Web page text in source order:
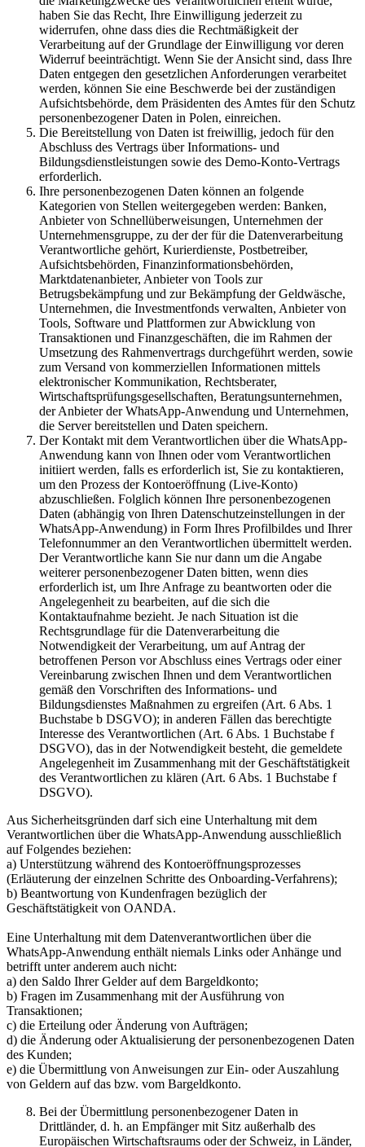
haben Sie das Recht, Ihre Einwilligung jederzeit zu
widerrufen, ohne dass dies die Rechtmäßigkeit der
Verarbeitung auf der Grundlage der Einwilligung vor deren
Widerruf beeinträchtigt. Wenn Sie der Ansicht sind, dass Ihre
Daten entgegen den gesetzlichen Anforderungen verarbeitet
werden, können Sie eine Beschwerde bei der zuständigen
Aufsichtsbehörde, dem Präsidenten des Amtes für den Schutz
personenbezogener Daten in Polen, einreichen.
Die Bereitstellung von Daten ist freiwillig, jedoch für den
Abschluss des Vertrags über Informations- und
Bildungsdienstleistungen sowie des Demo-Konto-Vertrags
erforderlich.
Ihre personenbezogenen Daten können an folgende
Kategorien von Stellen weitergegeben werden: Banken,
Anbieter von Schnellüberweisungen, Unternehmen der
Unternehmensgruppe, zu der der für die Datenverarbeitung
Verantwortliche gehört, Kurierdienste, Postbetreiber,
Aufsichtsbehörden, Finanzinformationsbehörden,
Marktdatenanbieter, Anbieter von Tools zur
Betrugsbekämpfung und zur Bekämpfung der Geldwäsche,
Unternehmen, die Investmentfonds verwalten, Anbieter von
Tools, Software und Plattformen zur Abwicklung von
Transaktionen und Finanzgeschäften, die im Rahmen der
Umsetzung des Rahmenvertrags durchgeführt werden, sowie
zum Versand von kommerziellen Informationen mittels
elektronischer Kommunikation, Rechtsberater,
Wirtschaftsprüfungsgesellschaften, Beratungsunternehmen,
der Anbieter der WhatsApp-Anwendung und Unternehmen,
die Server bereitstellen und Daten speichern.
Der Kontakt mit dem Verantwortlichen über die WhatsApp-
Anwendung kann von Ihnen oder vom Verantwortlichen
initiiert werden, falls es erforderlich ist, Sie zu kontaktieren,
um den Prozess der Kontoeröffnung (Live-Konto)
abzuschließen. Folglich können Ihre personenbezogenen
Daten (abhängig von Ihren Datenschutzeinstellungen in der
WhatsApp-Anwendung) in Form Ihres Profilbildes und Ihrer
Telefonnummer an den Verantwortlichen übermittelt werden.
Der Verantwortliche kann Sie nur dann um die Angabe
weiterer personenbezogener Daten bitten, wenn dies
erforderlich ist, um Ihre Anfrage zu beantworten oder die
Angelegenheit zu bearbeiten, auf die sich die
Kontaktaufnahme bezieht. Je nach Situation ist die
Rechtsgrundlage für die Datenverarbeitung die
Notwendigkeit der Verarbeitung, um auf Antrag der
betroffenen Person vor Abschluss eines Vertrags oder einer
Vereinbarung zwischen Ihnen und dem Verantwortlichen
gemäß den Vorschriften des Informations- und
Bildungsdienstes Maßnahmen zu ergreifen (Art. 6 Abs. 1
Buchstabe b DSGVO); in anderen Fällen das berechtigte
Interesse des Verantwortlichen (Art. 6 Abs. 1 Buchstabe f
DSGVO), das in der Notwendigkeit besteht, die gemeldete
Angelegenheit im Zusammenhang mit der Geschäftstätigkeit
des Verantwortlichen zu klären (Art. 6 Abs. 1 Buchstabe f
DSGVO).
Aus Sicherheitsgründen darf sich eine Unterhaltung mit dem
Verantwortlichen über die WhatsApp-Anwendung ausschließlich
auf Folgendes beziehen:
a) Unterstützung während des Kontoeröffnungsprozesses
(Erläuterung der einzelnen Schritte des Onboarding-Verfahrens);
b) Beantwortung von Kundenfragen bezüglich der
Geschäftstätigkeit von OANDA.
Eine Unterhaltung mit dem Datenverantwortlichen über die
WhatsApp-Anwendung enthält niemals Links oder Anhänge und
betrifft unter anderem auch nicht:
a) den Saldo Ihrer Gelder auf dem Bargeldkonto;
b) Fragen im Zusammenhang mit der Ausführung von
Transaktionen;
c) die Erteilung oder Änderung von Aufträgen;
d) die Änderung oder Aktualisierung der personenbezogenen Daten
des Kunden;
e) die Übermittlung von Anweisungen zur Ein- oder Auszahlung
von Geldern auf das bzw. vom Bargeldkonto.
Bei der Übermittlung personenbezogener Daten in
Drittländer, d. h. an Empfänger mit Sitz außerhalb des
Europäischen Wirtschaftsraums oder der Schweiz, in Länder,